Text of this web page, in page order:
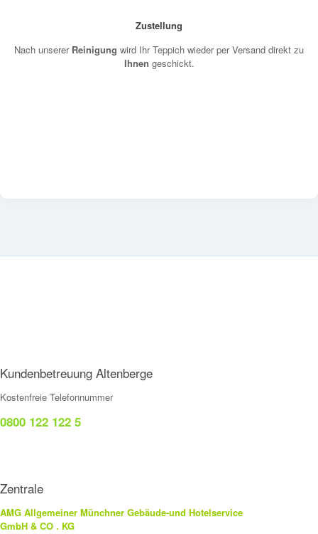
Zustellung
Nach unserer Reinigung wird Ihr Teppich wieder per Versand direkt zu
Ihnen geschickt.
Kundenbetreuung Altenberge
Kostenfreie Telefonnummer
0800 122 122 5
Zentrale
AMG Allgemeiner Münchner Gebäude-und Hotelservice
GmbH & CO . KG